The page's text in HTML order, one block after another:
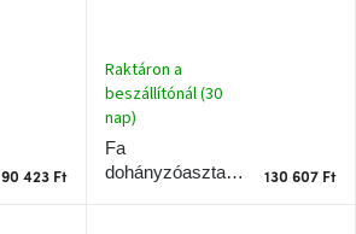
90 423 Ft
Fa
dohányzóasztal
Raktáron a
beszállítónál (30
nap)
130 607 Ft